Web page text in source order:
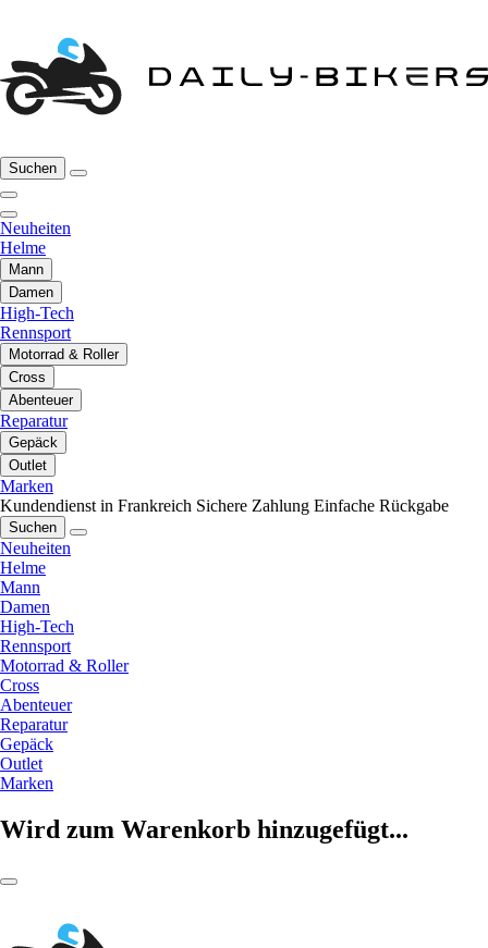
Suchen
Neuheiten
Helme
Mann
Damen
High-Tech
Rennsport
Motorrad & Roller
Cross
Abenteuer
Reparatur
Gepäck
Outlet
Marken
Kundendienst in Frankreich Sichere Zahlung Einfache Rückgabe
Suchen
Neuheiten
Helme
Mann
Damen
High-Tech
Rennsport
Motorrad & Roller
Cross
Abenteuer
Reparatur
Gepäck
Outlet
Marken
Wird zum Warenkorb hinzugefügt...